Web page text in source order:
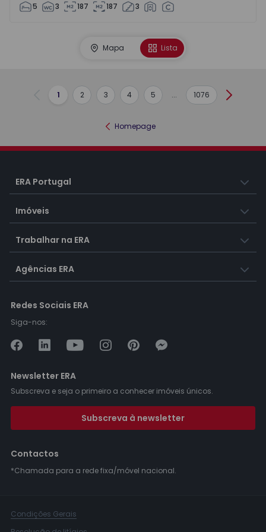
5 3 187 187 3
Mapa Lista
Anterior
1 2 3 4 5 ... 1076
Homepage
ERA Portugal
Imóveis
Trabalhar na ERA
Agências ERA
Redes Sociais ERA
Siga-nos:
Newsletter ERA
Subscreva e seja o primeiro a conhecer imóveis únicos.
Subscreva à newsletter
Contactos
*Chamada para a rede fixa/móvel nacional.
Condições Gerais